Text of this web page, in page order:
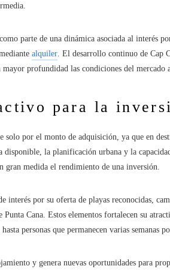
parte de una dinámica asociada al interés
alquiler . El desarrollo continuo de Cap
profundidad las condiciones del mercado
para la
solo por el monto de adquisición, ya que en
disponible, la planificación urbana y la
gran medida el rendimiento de una inversión.
interés por su oferta de playas reconocidas,
Cana. Estos elementos fortalecen su
personas que permanecen varias semanas
y genera nuevas oportunidades para